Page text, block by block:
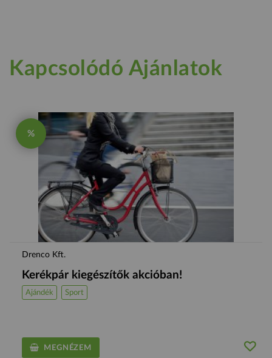
Kapcsolódó Ajánlatok
%
Drenco Kft.
Kerékpár kiegészítők akcióban!
Ajándék Sport
MEGNÉZEM